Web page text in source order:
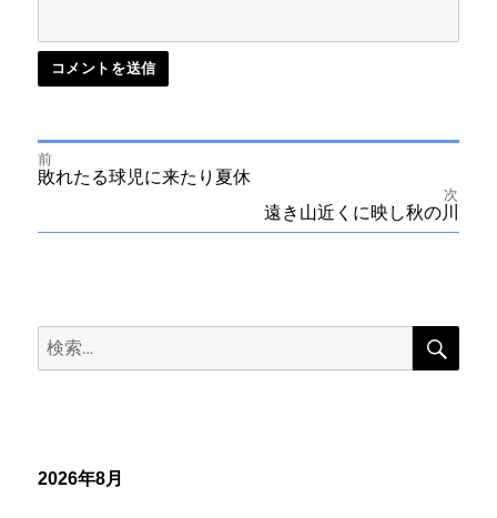
投
ゲ
前
前
稿:
敗れたる球児に来たり夏休
次
の
遠き山近くに映し秋の川
検
索:
検
2026年8月